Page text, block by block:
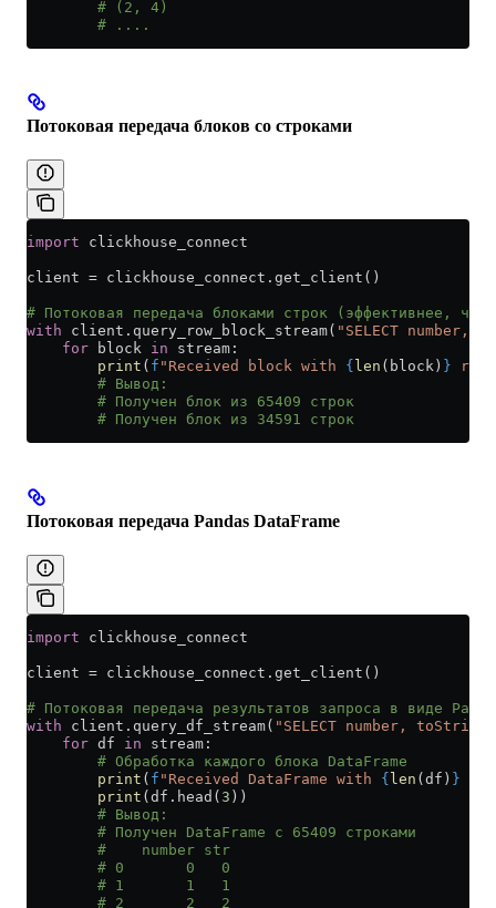
        # (2, 4)
        # ....
Потоковая передача блоков со строками
import clickhouse_connect
client = clickhouse_connect.get_client()
# Потоковая передача блоками строк (эффективнее, чем
with client.query_row_block_stream( "SELECT number,
    for
block in stream:
        print
( f "Received block with { len (block) }
        # Вывод:
        # Получен блок из 65409 строк
        # Получен блок из 34591 строк
Потоковая передача Pandas DataFrame
import clickhouse_connect
client = clickhouse_connect.get_client()
# Потоковая передача результатов запроса в виде
with client.query_df_stream( "SELECT number,
    for
df in stream:
        # Обработка каждого блока DataFrame
        print
( f "Received DataFrame with { len (df) }
        print
(df.head( 3 ))
        # Вывод:
        # Получен DataFrame с 65409 строками
        #    number str
        # 0       0   0
        # 1       1   1
        # 2       2   2